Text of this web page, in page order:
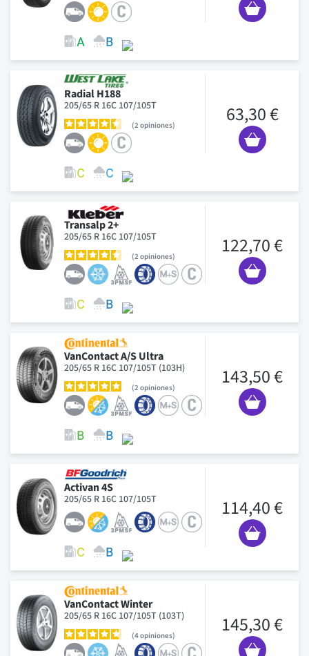
Radial H188
205/65 R 16C 107/105T
2 opiniones 63,30 €
Transalp 2+
205/65 R 16C 107/105T
2 opiniones 122,70 €
VanContact A/S Ultra
205/65 R 16C 107/105T (103H)
2 opiniones 143,50 €
Activan 4S
205/65 R 16C 107/105T 114,40 €
VanContact Winter
205/65 R 16C 107/105T (103T)
4opiniones 145,30 €